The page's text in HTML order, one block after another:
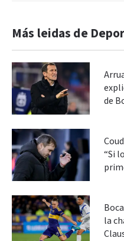
Más leidas de
de
“Si
la